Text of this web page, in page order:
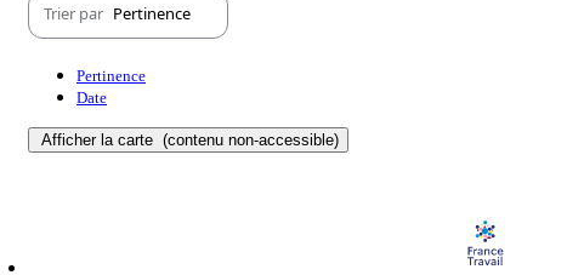
Trier par Pertinence
Pertinence
Date
Afficher la carte (contenu non-accessible)